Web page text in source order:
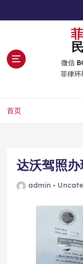
菲律宾环球移
微信
菲律环
首页
达沃驾照
admin